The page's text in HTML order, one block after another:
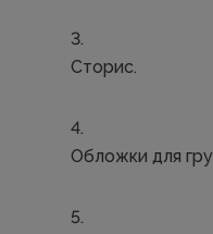
Сторис.
Обложки для